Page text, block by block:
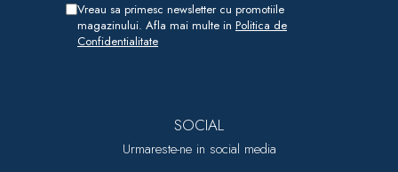
Vreau sa primesc newsletter cu promotiile
magazinului. Afla mai multe in Politica de
Confidentialitate
SOCIAL
Urmareste-ne in social media